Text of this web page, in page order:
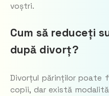
voștri.
Cum să reduceți
după divorț?
Divorțul părinților poate
copii, dar există